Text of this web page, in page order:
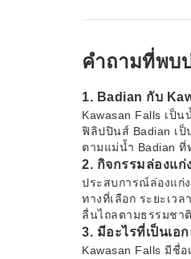
คำถามที่พบ
1. Badian กับ
Kawasan Falls เป็
ฟิลิปปินส์ Badian เป็
ตามแม่น้ำ Badian
2. กิจกรรมล่องแก่
ประสบการณ์ล่องแก่
ทางที่เลือก ระยะเว
ลื่นไถลตามธรรมชา
3. มีอะไรที่เป็นเ
Kawasan Falls มีชื่